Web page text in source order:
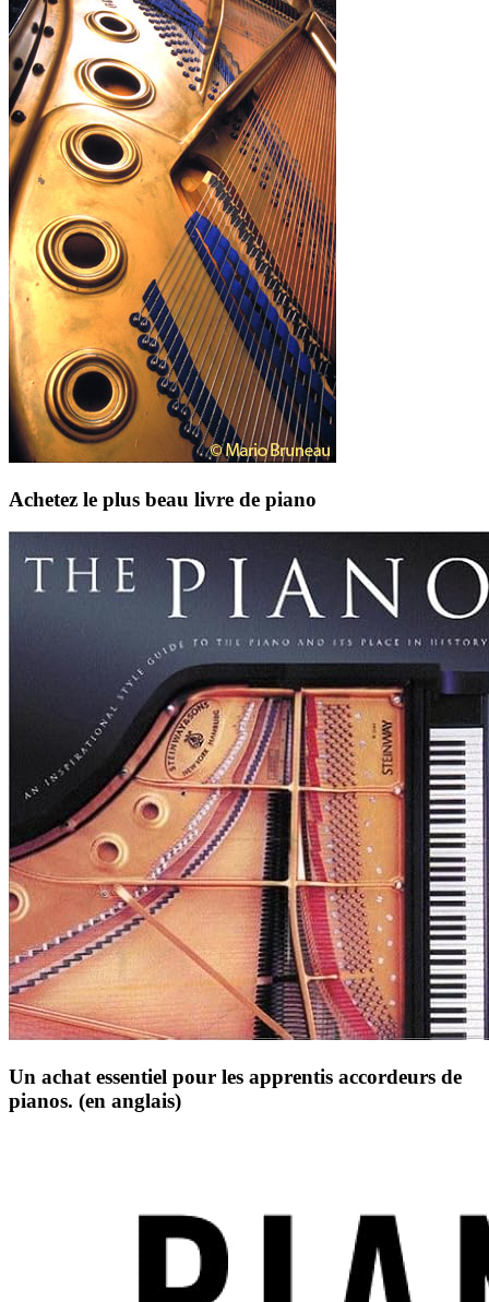
Achetez le plus beau livre de piano
Un achat essentiel pour les apprentis accordeurs de
pianos. (en anglais)